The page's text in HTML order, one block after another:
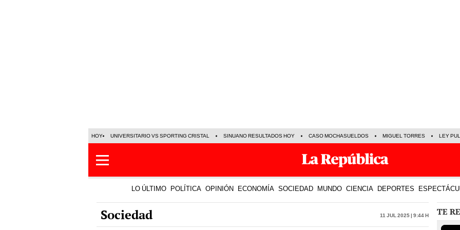
HOY UNIVERSITARIO VS SPORTING CRISTAL SINUANO RESULTADOS HOY CASO MOCHASUELDOS MIGUEL TORRES LEY
LO ÚLTIMO POLÍTICA OPINIÓN ECONOMÍA SOCIEDAD MUNDO CIENCIA DEPORTES
Sociedad 11 Jul 2025 | 9:44 h TE